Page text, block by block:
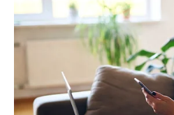
Why this ordinary
feeling your best every
CTA FAVORITE